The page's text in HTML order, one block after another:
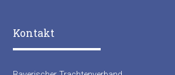
Kontakt